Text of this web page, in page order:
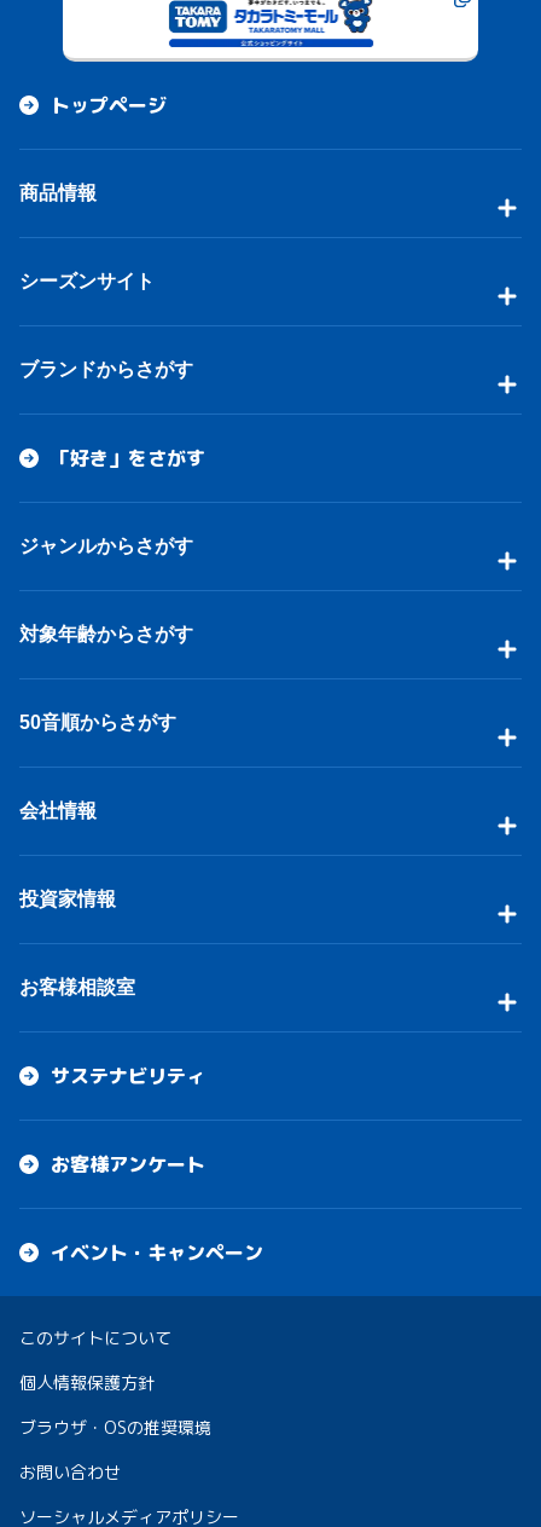
トップページ
商品情報
シーズンサイト
ブランドからさがす
「好き」をさがす
ジャンルからさがす
対象年齢からさがす
50音順からさがす
会社情報
投資家情報
お客様相談室
サステナビリティ
お客様アンケート
イベント・キャンペーン
このサイトについて
個人情報保護方針
ブラウザ・OSの推奨環境
お問い合わせ
ソーシャルメディアポリシー